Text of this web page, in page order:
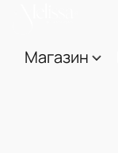
Магазин